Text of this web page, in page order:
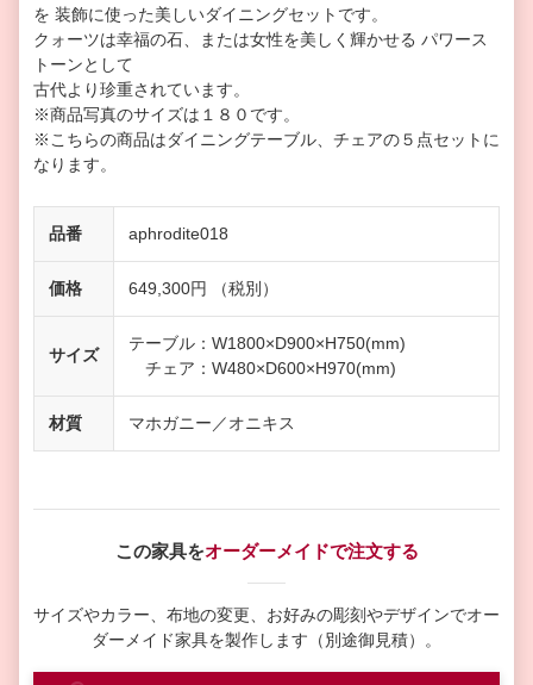
を 装飾に使った美しいダイニングセットです。
クォーツは幸福の石、または女性を美しく輝かせる パワース
トーンとして
古代より珍重されています。
※商品写真のサイズは１８０です。
※こちらの商品はダイニングテーブル、チェアの５点セットに
なります。
品番 aphrodite018
価格 649,300円 （税別）
サイズ
テーブル：W1800×D900×H750(mm)
チェア：W480×D600×H970(mm)
材質 マホガニー／オニキス
この家具をオーダーメイドで注文する
サイズやカラー、布地の変更、お好みの彫刻やデザインでオー
ダーメイド家具を製作します（別途御見積）。